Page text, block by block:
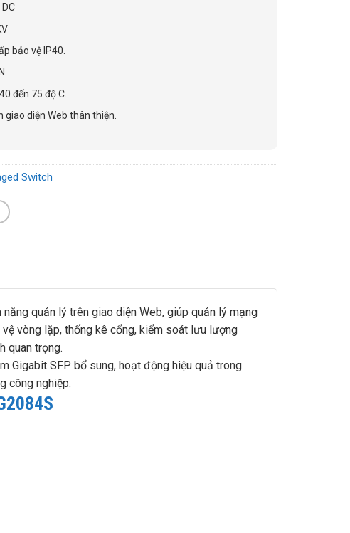
bảo vệ IP40.
đến 75 độ C.
giao diện Web thân thiện.
Switch
quản lý trên giao diện Web, giúp quản lý mạng
vệ vòng lặp, thống kê cổng, kiểm soát lưu lượng
quan trọng.
Gigabit SFP bổ sung, hoạt động hiệu quả trong
công nghiệp.